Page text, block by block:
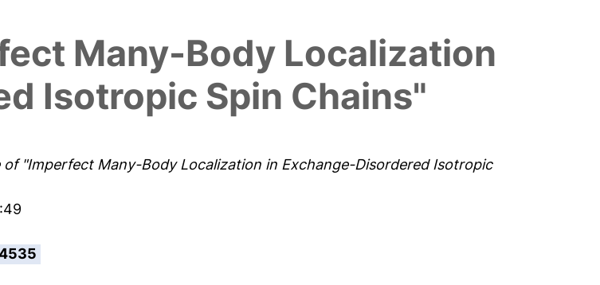
Many-Body Localization
Isotropic Spin Chains"
of "Imperfect Many-Body Localization in Exchange-Disordered Isotropic